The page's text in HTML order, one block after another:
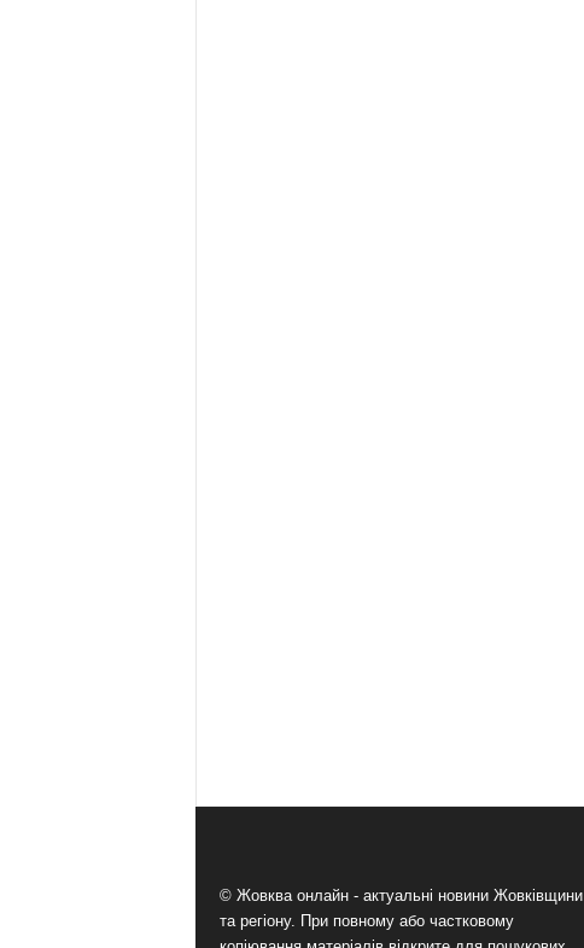
© Жовква онлайн - актуальні новини Жовківщини
та регіону. При повному або частковому